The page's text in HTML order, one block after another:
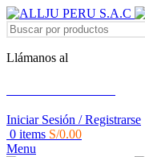
Llámanos al
Iniciar Sesión / Registrarse
0 items S/0.00
Menu